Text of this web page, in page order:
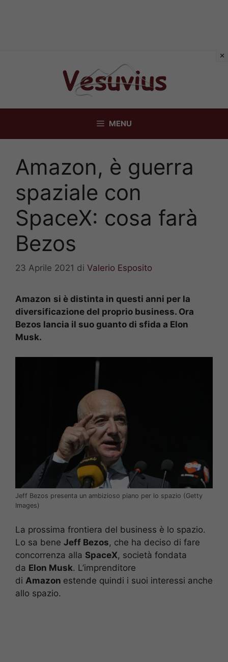
MENU
Amazon, è guerra
spaziale con
SpaceX: cosa farà
Bezos
23 Aprile 2021 di Valerio Esposito
Amazon si è distinta in questi anni per la
diversificazione del proprio business. Ora
Bezos lancia il suo guanto di sfida a Elon
Musk.
Jeff Bezos presenta un ambizioso piano per lo spazio (Getty
Images)
La prossima frontiera del business è lo spazio.
Lo sa bene Jeff Bezos, che ha deciso di fare
concorrenza alla SpaceX, società fondata
da Elon Musk. L’imprenditore
di Amazon estende quindi i suoi interessi anche
allo spazio.